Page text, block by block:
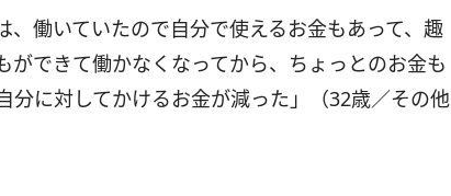
、働いていたので自分で使えるお金もあって、趣
ができて働かなくなってから、ちょっとのお金も
分に対してかけるお金が減った」（32歳／その他